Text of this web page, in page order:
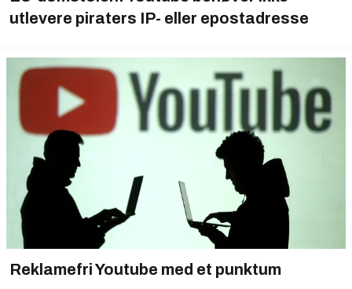
utlevere piraters IP- eller epostadresse
Reklamefri Youtube med et punktum